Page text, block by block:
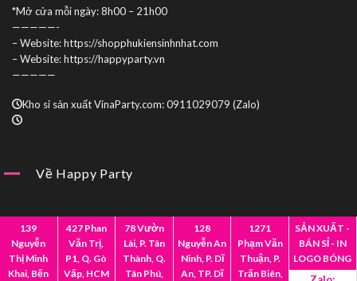
*Mở cửa mỗi ngày: 8h00 – 21h00
—————-
– Website: https://shopphukiensinhnhat.com
– Website: https://happyparty.vn
—————
Kho sỉ sản xuất VinaParty.com: 0911029079 (Zalo)
Về Happy Party
Giới Thiệu Mua Sỉ
Hợp Tác Liên Hệ
139
Nguyễn
Thị Minh
Khai, Bến
427 Phan
Văn Trị,
P1, Q. Gò
Vấp, HCM
78 Vườn
Lài, P. Tân
Thành, Q.
Tân Phú,
128
Nguyễn An
Ninh, P. Dĩ
An, TP. Dĩ
1271
Phạm Văn
Thuận, P.
Trấn Biên,
SẢN XUẤT -
BÁN SỈ - IN
LOGO BÓNG